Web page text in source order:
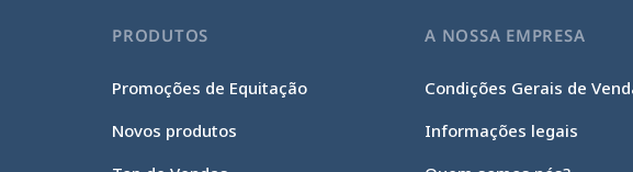
PRODUTOS
Promoções de Equitação
Novos produtos
A NOSSA EMPRESA
Condições Gerais de
Informações legais